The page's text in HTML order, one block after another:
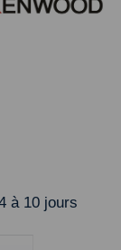
à 10 jours